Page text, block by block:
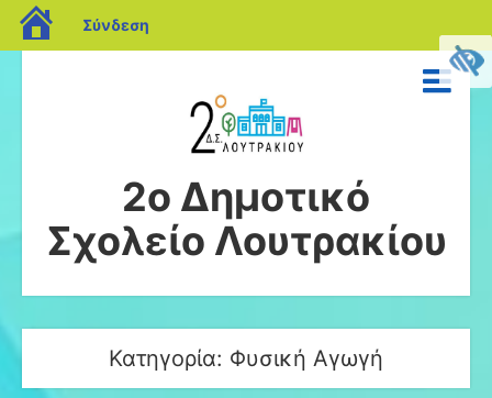
2ο Δημοτικό
Σχολείο Λουτρακίου
Κατηγορία: Φυσική Αγωγή
blogs.sch.gr
Σύνδεση